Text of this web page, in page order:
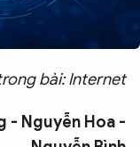
bài: Internet
- Nguyễn Hoa -